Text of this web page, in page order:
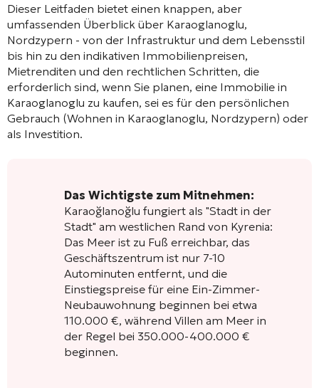
Dieser Leitfaden bietet einen knappen, aber
umfassenden Überblick über Karaoglanoglu,
Nordzypern - von der Infrastruktur und dem Lebensstil
bis hin zu den indikativen Immobilienpreisen,
Mietrenditen und den rechtlichen Schritten, die
erforderlich sind, wenn Sie planen, eine Immobilie in
Karaoglanoglu zu kaufen, sei es für den persönlichen
Gebrauch (Wohnen in Karaoglanoglu, Nordzypern) oder
als Investition.
Das Wichtigste zum Mitnehmen:
Karaoğlanoğlu fungiert als "Stadt in der
Stadt" am westlichen Rand von Kyrenia:
Das Meer ist zu Fuß erreichbar, das
Geschäftszentrum ist nur 7-10
Autominuten entfernt, und die
Einstiegspreise für eine Ein-Zimmer-
Neubauwohnung beginnen bei etwa
110.000 €, während Villen am Meer in
der Regel bei 350.000-400.000 €
beginnen.